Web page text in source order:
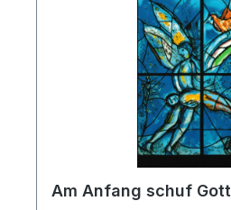
Am Anfang schuf Gott